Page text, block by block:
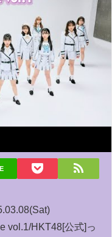
vol.1/HKT48[公式]っ